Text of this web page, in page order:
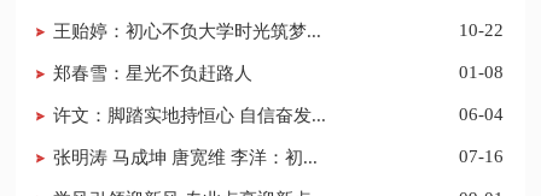
王贻婷：初心不负大学时光筑梦... 10-22
郑春雪：星光不负赶路人 01-08
许文：脚踏实地持恒心 自信奋发... 06-04
张明涛 马成坤 唐宽维 李洋：初... 07-16